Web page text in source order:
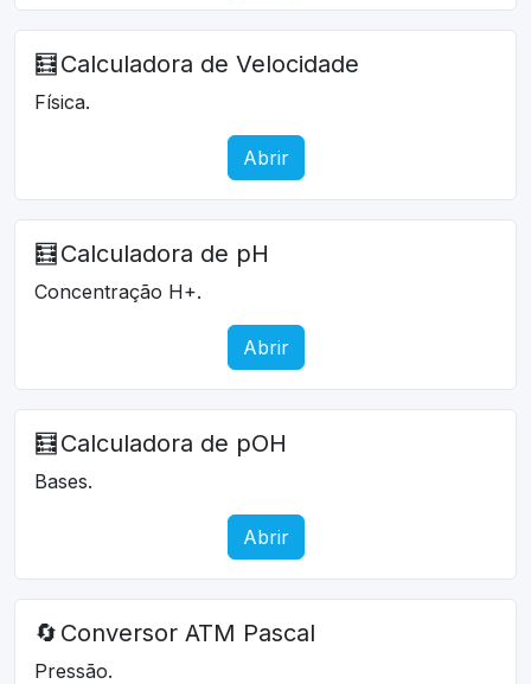
🧮 Calculadora de Velocidade
Física.
Abrir
🧮 Calculadora de pH
Concentração H+.
Abrir
🧮 Calculadora de pOH
Bases.
Abrir
🔄 Conversor ATM Pascal
Pressão.